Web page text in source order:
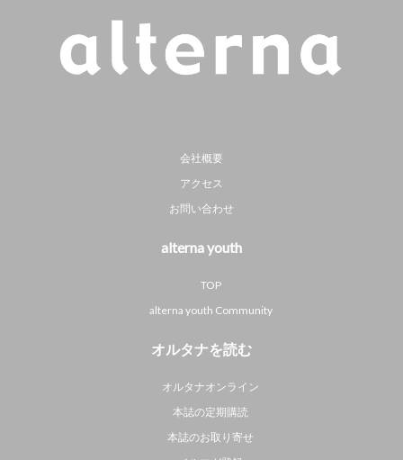
会社概要
アクセス
お問い合わせ
alterna youth
TOP
alterna youth Community
オルタナを読む
オルタナオンライン
本誌の定期購読
本誌のお取り寄せ